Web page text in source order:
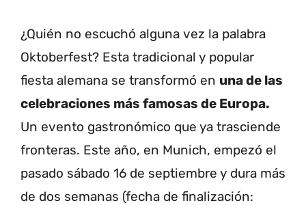
¿Quién no escuchó alguna vez la palabra
Oktoberfest? Esta tradicional y popular
fiesta alemana se transformó en una de las
celebraciones más famosas de Europa.
Un evento gastronómico que ya trasciende
fronteras. Este año, en Munich, empezó el
pasado sábado 16 de septiembre y dura más
de dos semanas (fecha de finalización: